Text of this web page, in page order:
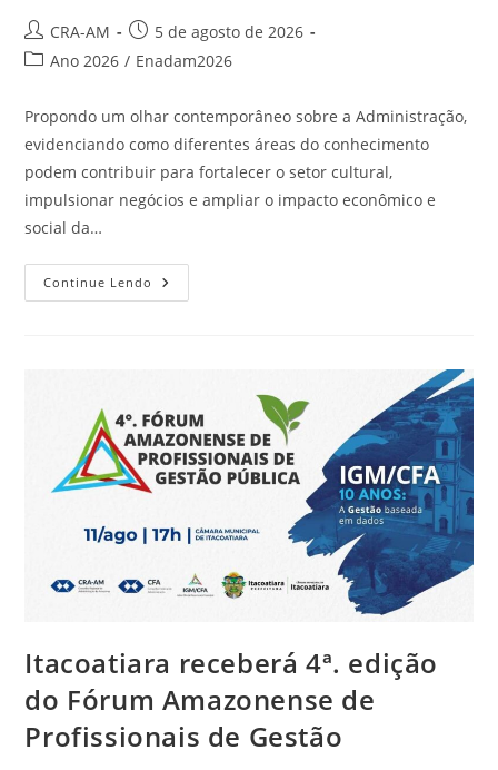
CRA-AM
5 de agosto de 2026
Ano 2026 / Enadam2026
Propondo um olhar contemporâneo sobre a Administração,
evidenciando como diferentes áreas do conhecimento
podem contribuir para fortalecer o setor cultural,
impulsionar negócios e ampliar o impacto econômico e
social da…
Continue Lendo
Itacoatiara receberá 4ª. edição
do Fórum Amazonense de
Profissionais de Gestão